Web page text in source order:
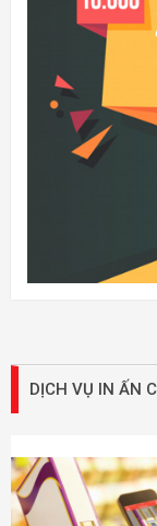
DỊCH VỤ IN ẤN